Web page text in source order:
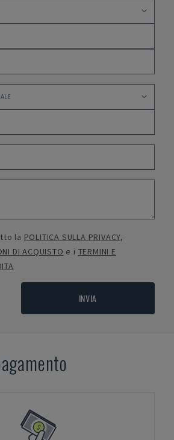
la POLITICA SULLA PRIVACY,
DI ACQUISTO e i TERMINI E
INVIA